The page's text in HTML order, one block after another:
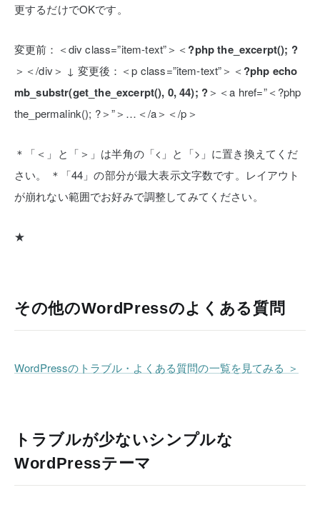
更するだけでOKです。
変更前：＜div class=”item-text”＞＜?php the_excerpt(); ?
＞＜/div＞ ↓ 変更後：＜p class=”item-text”＞＜?php echo
mb_substr(get_the_excerpt(), 0, 44); ?＞＜a href=”＜?php
the_permalink(); ?＞”＞…＜/a＞＜/p＞
＊「＜」と「＞」は半角の「<」と「>」に置き換えてくだ
さい。
＊「44」の部分が最大表示文字数です。レイアウト
が崩れない範囲でお好みで調整してみてください。
★
その他のWordPressのよくある質問
WordPressのトラブル・よくある質問の一覧を見てみる ＞
トラブルが少ないシンプルな
WordPressテーマ